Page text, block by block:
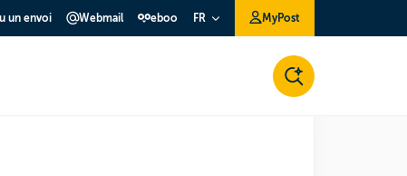
un envoi Webmail eboo FR MyPost